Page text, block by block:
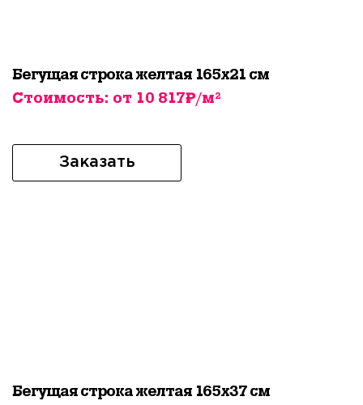
Бегущая строка желтая 165х21 см
Стоимость: от 10 817₽/м²
Заказать
Бегущая строка желтая 165х37 см